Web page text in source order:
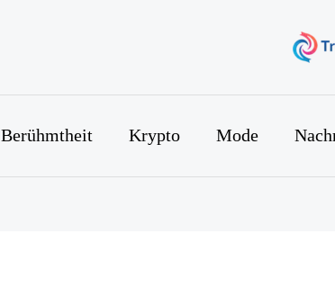
Berühmtheit Krypto Mode